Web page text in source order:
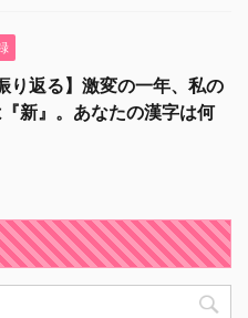
り返る】激変の一年、私の
新』。あなたの漢字は何